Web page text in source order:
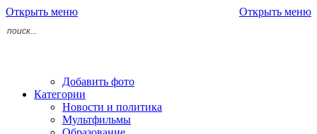
Открыть меню Открыть меню
Добавить фото
Категории
Новости и политика
Мультфильмы